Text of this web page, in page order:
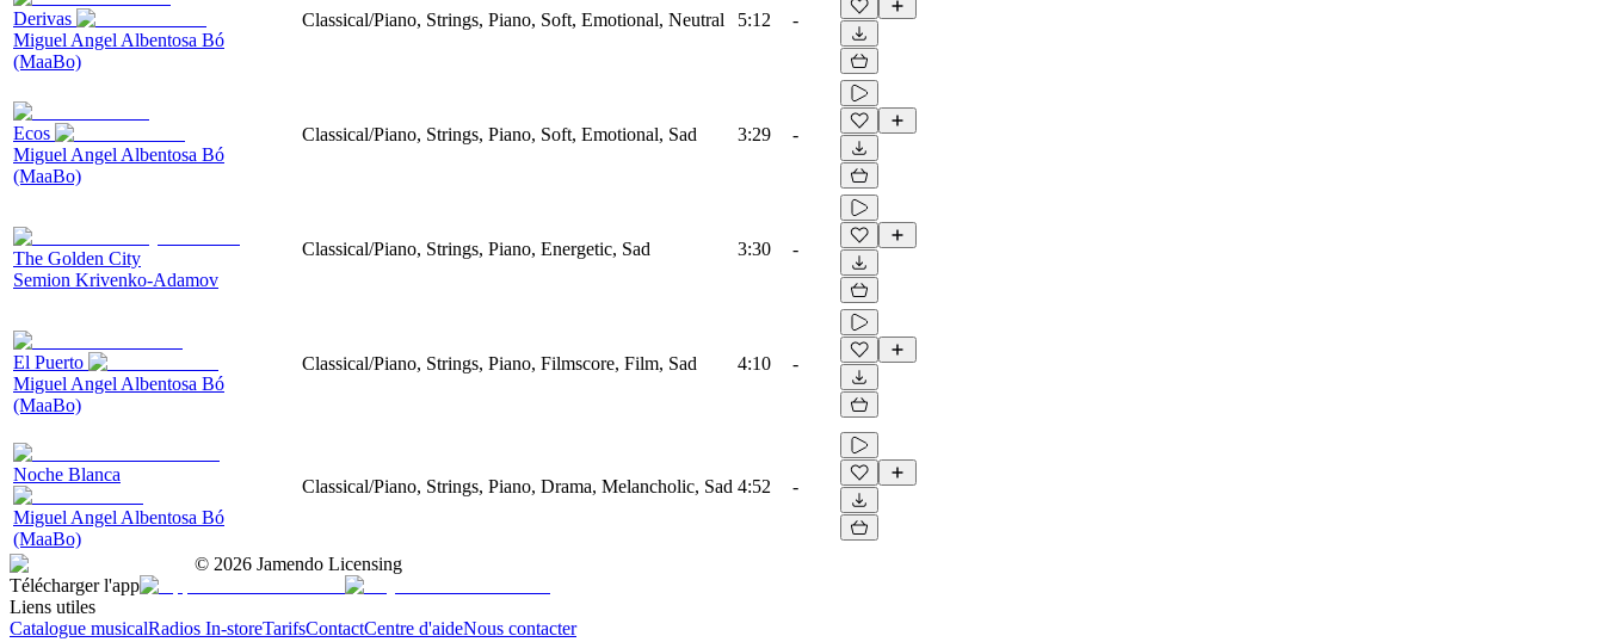
Derivas
Miguel Angel Albentosa Bó
(MaaBo)
Classical/Piano, Strings, Piano, Soft, Emotional, Neutral 5:12 -
Ecos
Miguel Angel Albentosa Bó
(MaaBo)
Classical/Piano, Strings, Piano, Soft, Emotional, Sad 3:29 -
The Golden City
Semion Krivenko-Adamov
Classical/Piano, Strings, Piano, Energetic, Sad 3:30 -
El Puerto
Miguel Angel Albentosa Bó
(MaaBo)
Classical/Piano, Strings, Piano, Filmscore, Film, Sad 4:10 -
Noche Blanca
Miguel Angel Albentosa Bó
(MaaBo)
Classical/Piano, Strings, Piano, Drama, Melancholic, Sad 4:52 -
© 2026 Jamendo Licensing
Télécharger l'app
Liens utiles
Catalogue musicalRadios In-storeTarifsContactCentre d'aideNous contacter